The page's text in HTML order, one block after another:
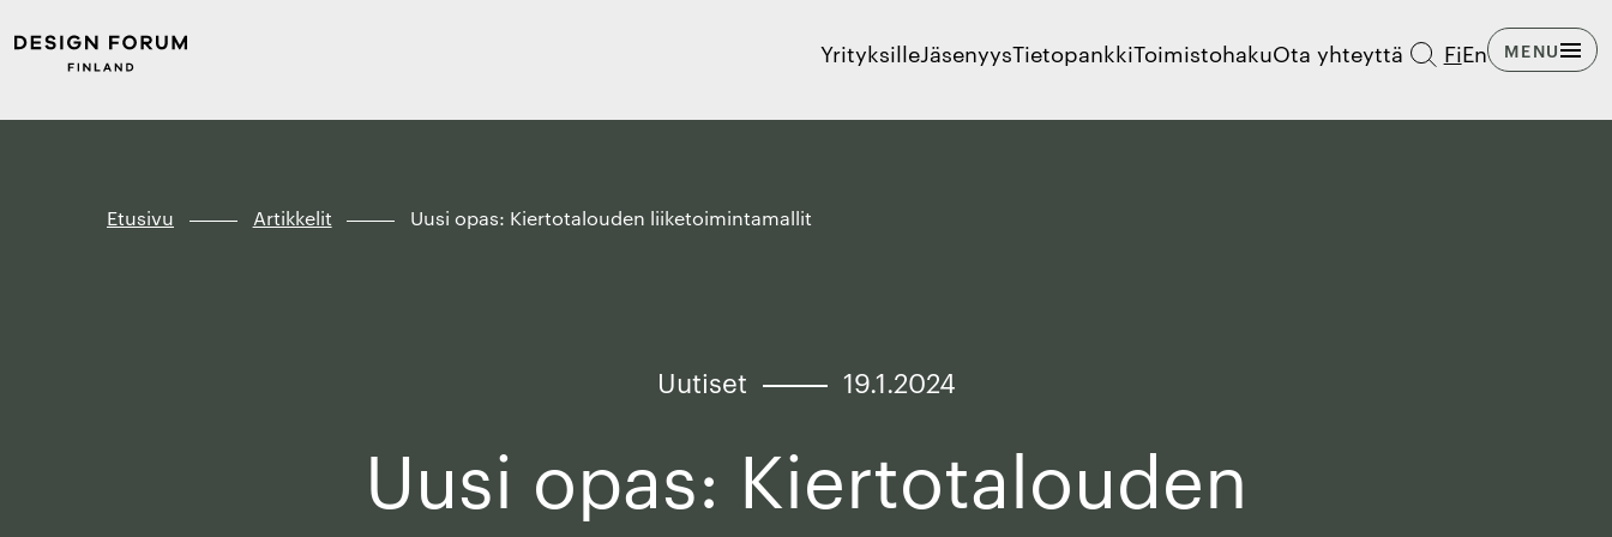
Siirry
suoraan
sisältöön
Design
YrityksilleJäsenyysTietopankkiToimistohakuOta yhteyttä FiEn MENU
Etusivu Artikkelit Uusi opas: Kiertotalouden liiketoimintamallit
Uutiset 19.1.2024
Uusi opas: Kiertotalouden